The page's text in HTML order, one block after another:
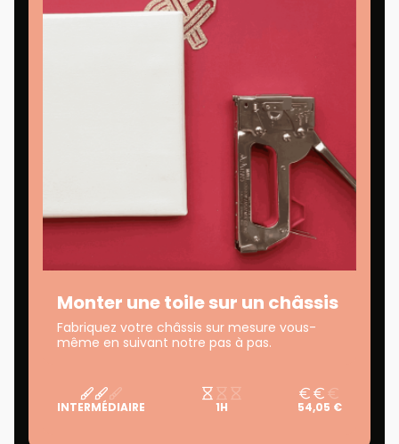
Monter une toile sur un châssis
Fabriquez votre châssis sur mesure vous-
même en suivant notre pas à pas.
INTERMÉDIAIRE 1H 54,05 €